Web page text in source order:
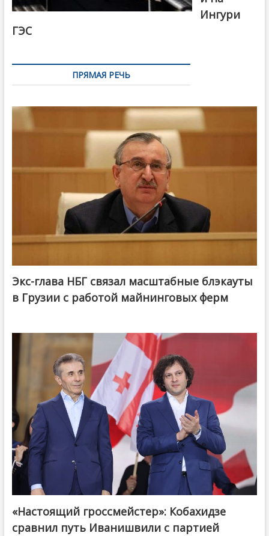
Ингури
ГЭС
ПРЯМАЯ РЕЧЬ
Экс-глава НБГ связал масштабные блэкауты
в Грузии с работой майнинговых ферм
@ქართული ოცნება / Georgian Dream
«Настоящий гроссмейстер»: Кобахидзе
сравнил путь Иванишвили с партией